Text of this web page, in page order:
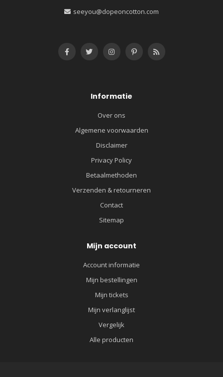
seeyou@dopeoncotton.com
Informatie
Over ons
Algemene voorwaarden
Disclaimer
Privacy Policy
Betaalmethoden
Verzenden & retourneren
Contact
Sitemap
Mijn account
Account informatie
Mijn bestellingen
Mijn tickets
Mijn verlanglijst
Vergelijk
Alle producten